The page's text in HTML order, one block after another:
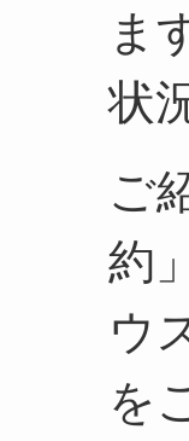
ま
状
ご
約
ウ
を